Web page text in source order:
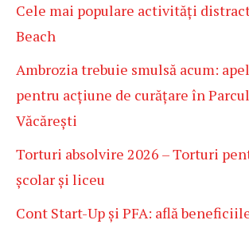
Cele mai populare activități
Beach
Ambrozia trebuie smulsă acum:
pentru acțiune de curățare în
Văcărești
Torturi absolvire 2026 – Torturi
școlar și liceu
Cont Start-Up și PFA: află